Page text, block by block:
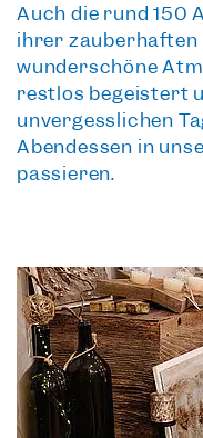
Auch die rund150
ihrer
wunderschöne
restlos begeistert
unvergesslichen
Abendessen in
passieren.